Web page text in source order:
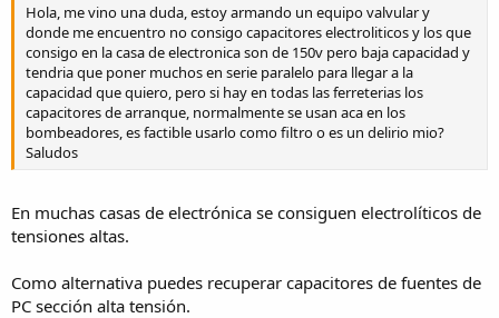
Hola, me vino una duda, estoy armando un equipo valvular y
donde me encuentro no consigo capacitores electroliticos y los que
consigo en la casa de electronica son de 150v pero baja capacidad y
tendria que poner muchos en serie paralelo para llegar a la
capacidad que quiero, pero si hay en todas las ferreterias los
capacitores de arranque, normalmente se usan aca en los
bombeadores, es factible usarlo como filtro o es un delirio mio?
Saludos
En muchas casas de electrónica se consiguen electrolíticos de
tensiones altas.
Como alternativa puedes recuperar capacitores de fuentes de
PC sección alta tensión.